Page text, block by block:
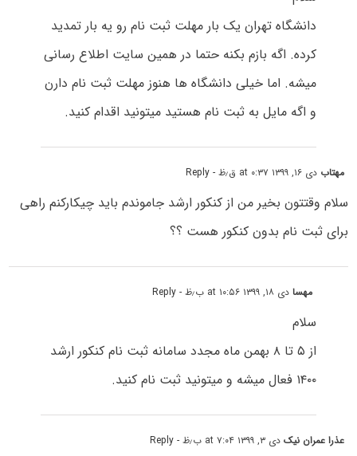
دانشگاه تهران یک بار مهلت ثبت نام رو یه بار تمدید
کرده. اگه بازم بکنه حتما در همین سایت اطلاع رسانی
میشه. اما خیلی دانشگاه ها هنوز مهلت ثبت نام دارن
و اگه مایل به ثبت نام هستید میتونید اقدام کنید.
مهتاب دی ۱۶, ۱۳۹۹ at ۰:۳۷ ق٫ظ - Reply
سلام وقتتون بخیر من از کنکور ارشد جاموندم باید چیکارکنم راهی
برای ثبت نام بدون کنکور هست ؟؟
مهسادی ۱۸, ۱۳۹۹ at ۱۰:۵۶ ب٫ظ - Reply
سلام
از ۵ تا ۸ بهمن ماه مجدد سامانه ثبت نام کنکور ارشد
۱۴۰۰ فعال میشه و میتونید ثبت نام کنید.
عذرا عمران نیکدی ۳, ۱۳۹۹ at ۷:۰۴ ب٫ظ - Reply